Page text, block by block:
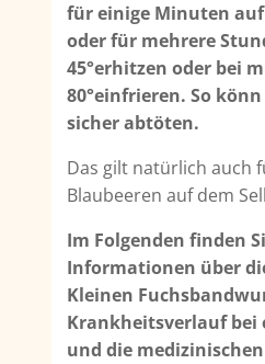
für einige Minuten auf
oder für mehrere
45°erhitzen oder bei
80°einfrieren. So könn
sicher abtöten.
Das gilt natürlich auch
Blaubeeren auf dem
Im Folgenden finden
Informationen über
Kleinen
Krankheitsverlauf bei
und die